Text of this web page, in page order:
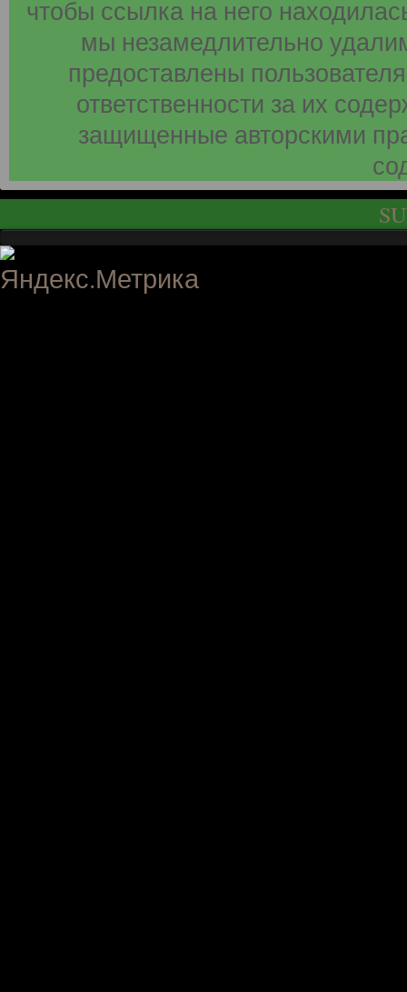
чтобы ссылка на него
мы незамедлительно
предоставлены
ответственности за их
защищенные авторскими